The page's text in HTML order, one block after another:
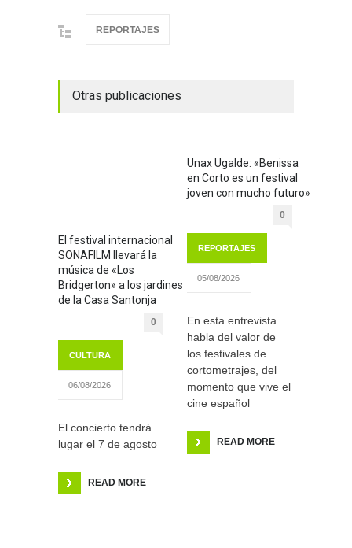
REPORTAJES
Otras publicaciones
El festival internacional
SONAFILM llevará la
música de «Los
Bridgerton» a los jardines
de la Casa Santonja
0
CULTURA
06/08/2026
El concierto tendrá
lugar el 7 de agosto
READ MORE
Unax Ugalde: «Benissa
en Corto es un festival
joven con mucho futuro»
0
REPORTAJES
05/08/2026
En esta entrevista
habla del valor de
los festivales de
cortometrajes, del
momento que vive el
cine español
READ MORE